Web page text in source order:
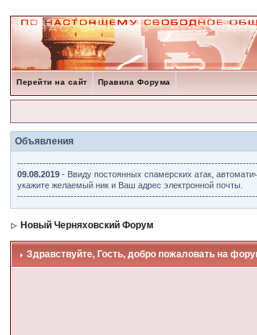
Перейти на сайт Правила Форума
Объявления
09.08.2019 - Ввиду постоянных спамерских атак,
укажите желаемый ник и Ваш адрес электронной почты.
Новый Черняховский Форум
Здравствуйте, Гость, добро пожаловать на